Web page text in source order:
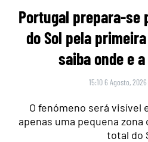
Portugal prepara-se
do Sol pela primeira
saiba onde e
15:10 6 Agosto, 2026
O fenómeno será visível
apenas uma pequena
total do